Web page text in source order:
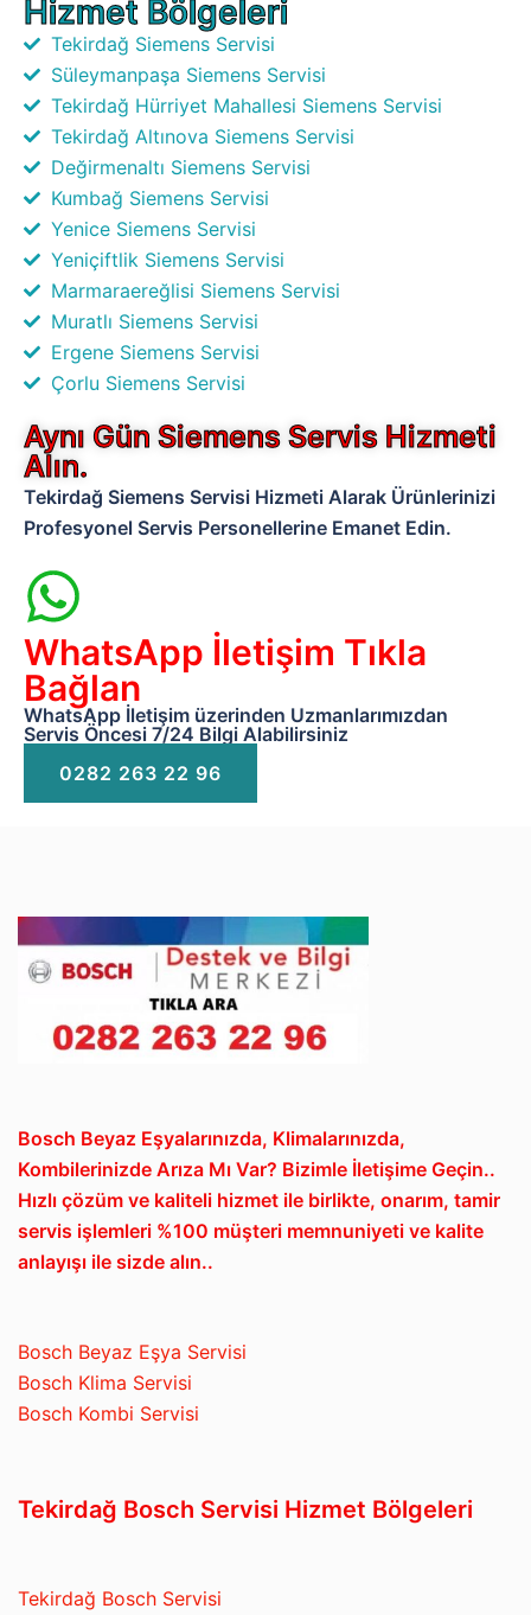
Hizmet Bölgeleri
Tekirdağ Siemens Servisi
Süleymanpaşa Siemens Servisi
Tekirdağ Hürriyet Mahallesi Siemens Servisi
Tekirdağ Altınova Siemens Servisi
Değirmenaltı Siemens Servisi
Kumbağ Siemens Servisi
Yenice Siemens Servisi
Yeniçiftlik Siemens Servisi
Marmaraereğlisi Siemens Servisi
Muratlı Siemens Servisi
Ergene Siemens Servisi
Çorlu Siemens Servisi
Aynı Gün Siemens Servis Hizmeti
Alın.
Tekirdağ Siemens Servisi Hizmeti Alarak Ürünlerinizi
Profesyonel Servis Personellerine Emanet Edin.
WhatsApp İletişim Tıkla
Bağlan
WhatsApp İletişim üzerinden Uzmanlarımızdan
Servis Öncesi 7/24 Bilgi Alabilirsiniz
0282 263 22 96
Bosch Beyaz Eşyalarınızda, Klimalarınızda,
Kombilerinizde Arıza Mı Var? Bizimle İletişime Geçin..
Hızlı çözüm ve kaliteli hizmet ile birlikte, onarım, tamir
servis işlemleri %100 müşteri memnuniyeti ve kalite
anlayışı ile sizde alın..
Bosch Beyaz Eşya Servisi
Bosch Klima Servisi
Bosch Kombi Servisi
Tekirdağ Bosch Servisi Hizmet Bölgeleri
Tekirdağ Bosch Servisi